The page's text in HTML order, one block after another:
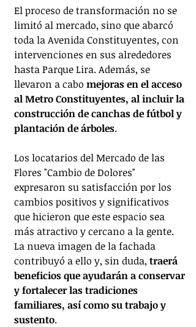
El proceso de transformación no se
limitó al mercado, sino que abarcó
toda la Avenida Constituyentes, con
intervenciones en sus alrededores
hasta Parque Lira. Además, se
llevaron a cabo mejoras en el acceso
al Metro Constituyentes, al incluir la
construcción de canchas de fútbol y
plantación de árboles.
Los locatarios del Mercado de las
Flores "Cambio de Dolores"
expresaron su satisfacción por los
cambios positivos y significativos
que hicieron que este espacio sea
más atractivo y cercano a la gente.
La nueva imagen de la fachada
contribuyó a ello y, sin duda, traerá
beneficios que ayudarán a conservar
y fortalecer las tradiciones
familiares, así como su trabajo y
sustento.